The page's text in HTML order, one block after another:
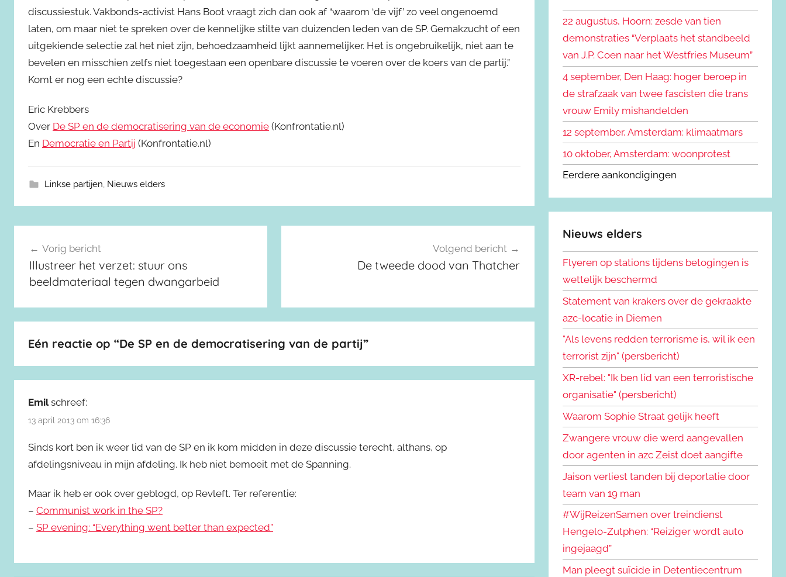
discussiestuk. Vakbonds-activist Hans Boot vraagt zich dan ook af “waarom ‘de vijf’ zo veel ongenoemd
laten, om maar niet te spreken over de kennelijke stilte van duizenden leden van de SP. Gemakzucht of een
uitgekiende selectie zal het niet zijn, behoedzaamheid lijkt aannemelijker. Het is ongebruikelijk, niet aan te
bevelen en misschien zelfs niet toegestaan een openbare discussie te voeren over de koers van de partij.”
Komt er nog een echte discussie?
Eric Krebbers
Over De SP en de democratisering van de economie (Konfrontatie.nl)
En Democratie en Partij (Konfrontatie.nl)
Linkse partijen, Nieuws elders
Berichtnavigatie
Vorig bericht
Illustreer het verzet: stuur ons
beeldmateriaal tegen dwangarbeid
Volgend bericht
De tweede dood van Thatcher
Eén reactie op “De SP en de democratisering van de partij”
Emil schreef:
13 april 2013 om 16:36
Sinds kort ben ik weer lid van de SP en ik kom midden in deze discussie terecht, althans, op
afdelingsniveau in mijn afdeling. Ik heb niet bemoeit met de Spanning.
Maar ik heb er ook over geblogd, op Revleft. Ter referentie:
– Communist work in the SP?
– SP evening: “Everything went better than expected”
n
a
a
r
:
n
22 augustus, Hoorn: zesde van tien
demonstraties “Verplaats het standbeeld
van J.P. Coen naar het Westfries Museum”
4 september, Den Haag: hoger beroep in
de strafzaak van twee fascisten die trans
vrouw Emily mishandelden
12 september, Amsterdam: klimaatmars
10 oktober, Amsterdam: woonprotest
Eerdere aankondigingen
Nieuws elders
Flyeren op stations tijdens betogingen is
wettelijk beschermd
Statement van krakers over de gekraakte
azc-locatie in Diemen
"Als levens redden terrorisme is, wil ik een
terrorist zijn" (persbericht)
XR-rebel: "Ik ben lid van een terroristische
organisatie" (persbericht)
Waarom Sophie Straat gelijk heeft
Zwangere vrouw die werd aangevallen
door agenten in azc Zeist doet aangifte
Jaison verliest tanden bij deportatie door
team van 19 man
#WijReizenSamen over treindienst
Hengelo-Zutphen: “Reiziger wordt auto
ingejaagd”
Man pleegt suïcide in Detentiecentrum